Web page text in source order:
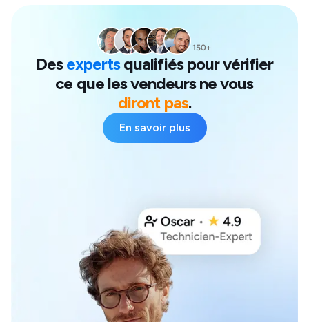
Desexpertsqualifiés pour vérifier
ce que les vendeurs ne vous
diront pas.
En savoir plus